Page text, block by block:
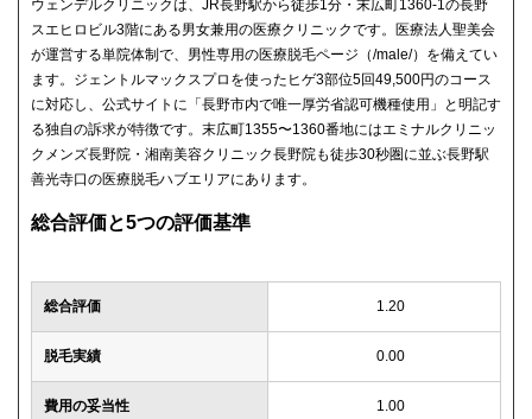
ウェンデルクリニックは、JR長野駅から徒歩1分・末広町1360-1の長野
スエヒロビル3階にある男女兼用の医療クリニックです。医療法人聖美会
が運営する単院体制で、男性専用の医療脱毛ページ（/male/）を備えてい
ます。ジェントルマックスプロを使ったヒゲ3部位5回49,500円のコース
に対応し、公式サイトに「長野市内で唯一厚労省認可機種使用」と明記す
る独自の訴求が特徴です。末広町1355〜1360番地にはエミナルクリニッ
クメンズ長野院・湘南美容クリニック長野院も徒歩30秒圏に並ぶ長野駅
善光寺口の医療脱毛ハブエリアにあります。
総合評価と5つの評価基準
総合評価 1.20
脱毛実績 0.00
費用の妥当性 1.00